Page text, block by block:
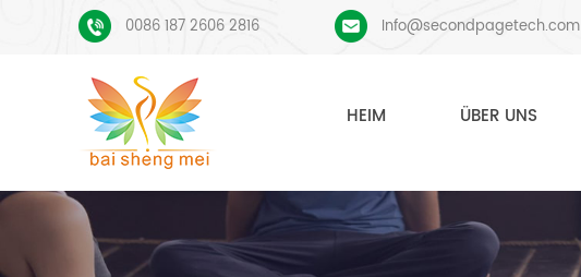
0086 187 2606 2816 Info@secondpagetech.com
HEIM ÜBER UNS